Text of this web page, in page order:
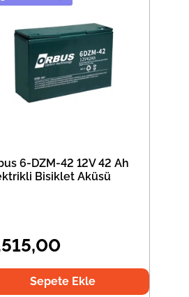
6-DZM-42 12V 42 Ah
Bisiklet Aküsü
Sepete Ekle